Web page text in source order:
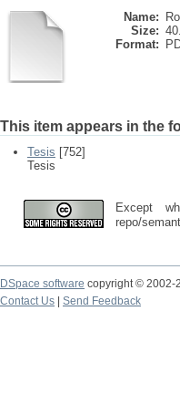
Name:
Size:
Format:
This item appears in the
Tesis [752]
Tesis
Except
repo/
DSpace software copyright © 2002-
Contact Us
Send Feedback